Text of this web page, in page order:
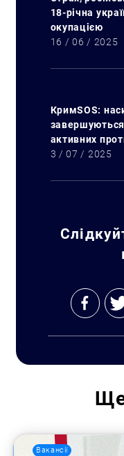
18-річна
окупацією
16 / 06 / 2025
КримSOS:
активних
3 / 07 / 2025
Вакансії